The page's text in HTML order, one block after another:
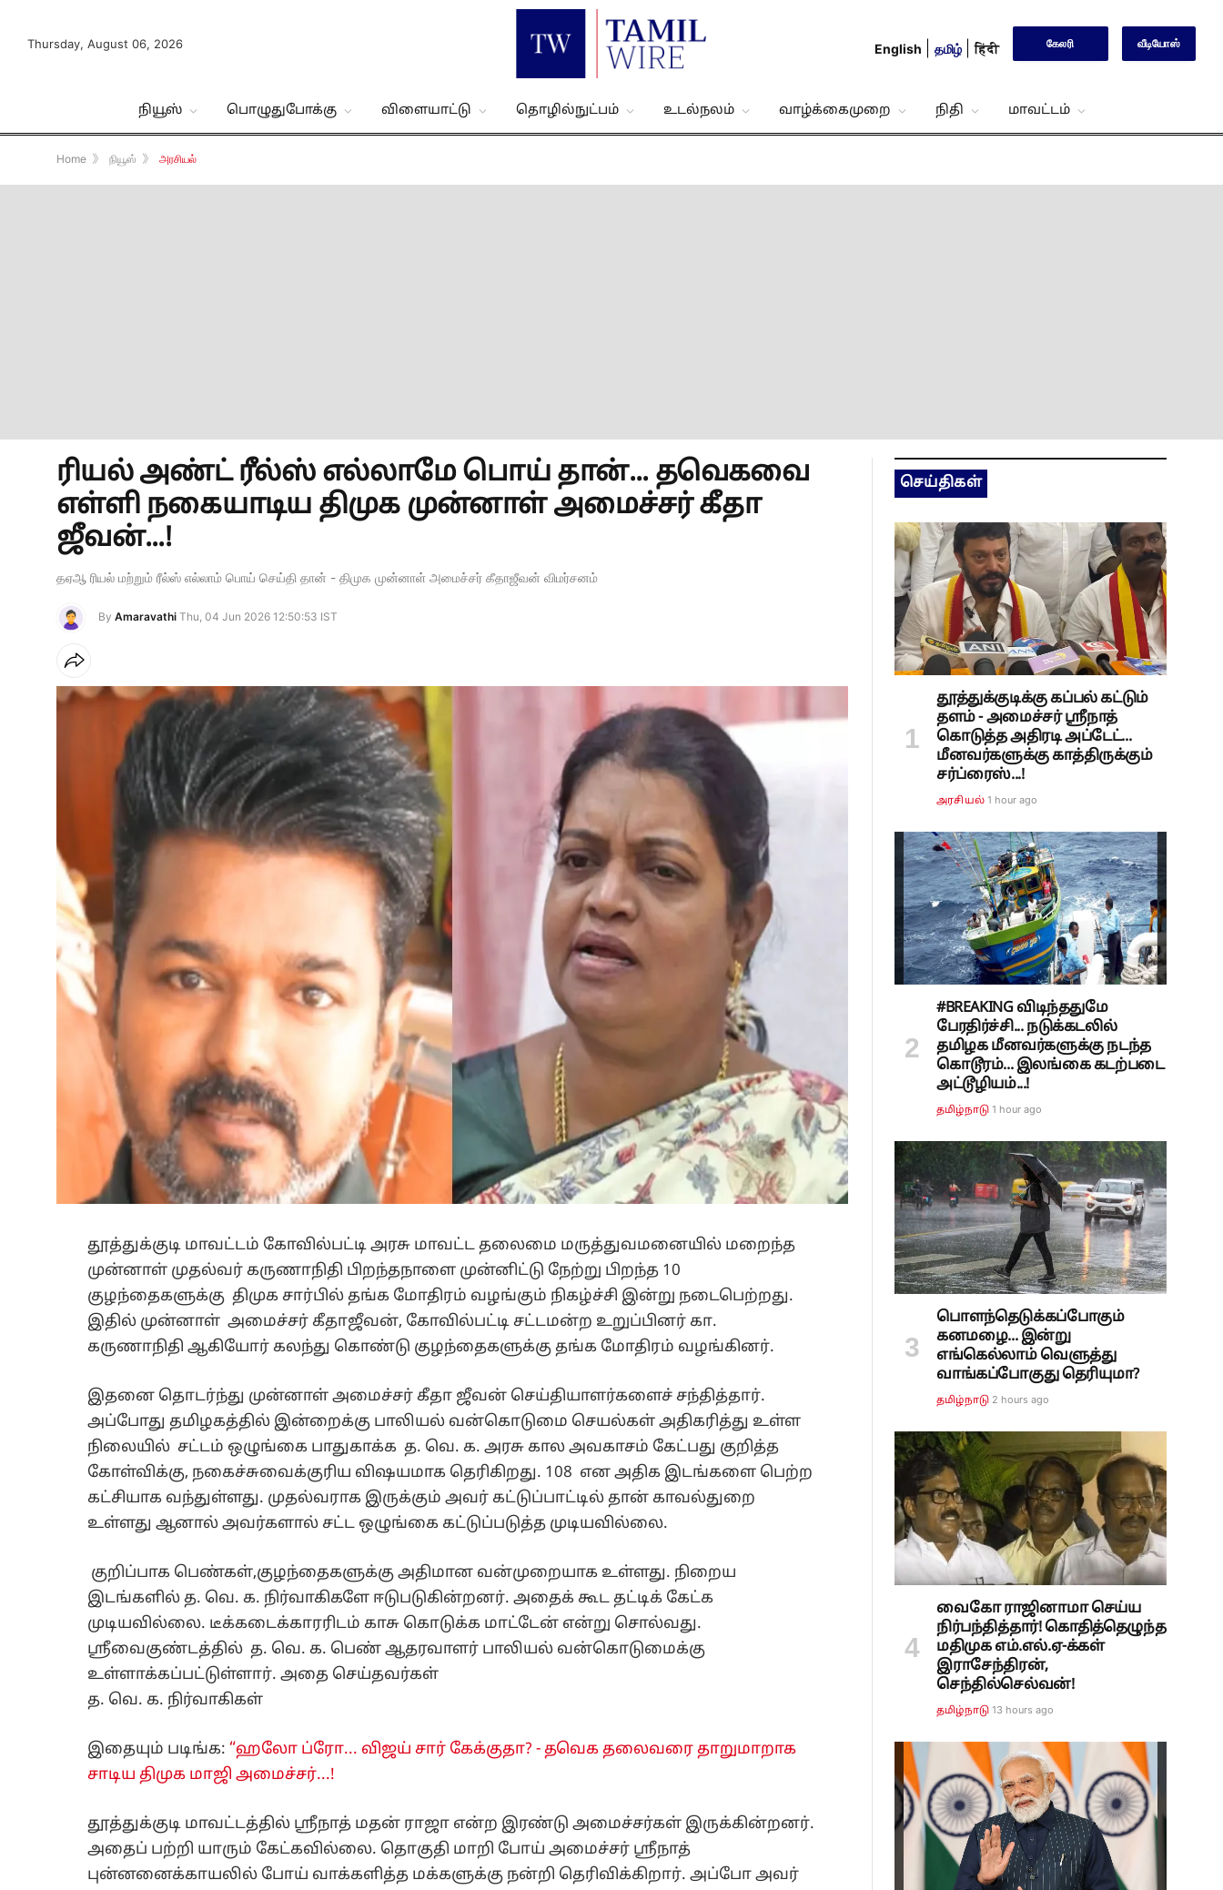
Thursday, August 06, 2026 English தமிழ் हिंदी கேலரி வீடியோஸ்
நியூஸ் பொழுதுபோக்கு விளையாட்டு தொழில்நுட்பம் உடல்நலம் வாழ்க்கைமுறை நிதி மாவட்டம்
Home 》 நியூஸ் 》 அரசியல்
ரியல் அண்ட் ரீல்ஸ் எல்லாமே பொய் தான்... தவெகவை
எள்ளி நகையாடிய திமுக முன்னாள் அமைச்சர் கீதா
ஜீவன்...!
தஏஆ ரியல் மற்றும் ரீல்ஸ் எல்லாம் பொய் செய்தி தான் - திமுக முன்னாள் அமைச்சர் கீதாஜீவன் விமர்சனம்
By Amaravathi Thu, 04 Jun 2026 12:50:53 IST
தூத்துக்குடி மாவட்டம் கோவில்பட்டி அரசு மாவட்ட தலைமை மருத்துவமனையில் மறைந்த
முன்னாள் முதல்வர் கருணாநிதி பிறந்தநாளை முன்னிட்டு நேற்று பிறந்த 10
குழந்தைகளுக்கு திமுக சார்பில் தங்க மோதிரம் வழங்கும் நிகழ்ச்சி இன்று நடைபெற்றது.
இதில் முன்னாள் அமைச்சர் கீதாஜீவன், கோவில்பட்டி சட்டமன்ற உறுப்பினர் கா.
கருணாநிதி ஆகியோர் கலந்து கொண்டு குழந்தைகளுக்கு தங்க மோதிரம் வழங்கினர்.
இதனை தொடர்ந்து முன்னாள் அமைச்சர் கீதா ஜீவன் செய்தியாளர்களைச் சந்தித்தார்.
அப்போது தமிழகத்தில் இன்றைக்கு பாலியல் வன்கொடுமை செயல்கள் அதிகரித்து உள்ள
நிலையில் சட்டம் ஒழுங்கை பாதுகாக்க த. வெ. க. அரசு கால அவகாசம் கேட்பது குறித்த
கோள்விக்கு, நகைச்சுவைக்குரிய விஷயமாக தெரிகிறது. 108 என அதிக இடங்களை பெற்ற
கட்சியாக வந்துள்ளது. முதல்வராக இருக்கும் அவர் கட்டுப்பாட்டில் தான் காவல்துறை
உள்ளது ஆனால் அவர்களால் சட்ட ஒழுங்கை கட்டுப்படுத்த முடியவில்லை.
குறிப்பாக பெண்கள்,குழந்தைகளுக்கு அதிமான வன்முறையாக உள்ளது. நிறைய
இடங்களில் த. வெ. க. நிர்வாகிகளே ஈடுபடுகின்றனர். அதைக் கூட தட்டிக் கேட்க
முடியவில்லை. டீக்கடைக்காரரிடம் காசு கொடுக்க மாட்டேன் என்று சொல்வது.
ஸ்ரீவைகுண்டத்தில் த. வெ. க. பெண் ஆதரவாளர் பாலியல் வன்கொடுமைக்கு
உள்ளாக்கப்பட்டுள்ளார். அதை செய்தவர்கள்
த. வெ. க. நிர்வாகிகள்
இதையும் படிங்க:“ஹலோ ப்ரோ... விஜய் சார் கேக்குதா? - தவெக தலைவரை தாறுமாறாக
சாடிய திமுக மாஜி அமைச்சர்...!
தூத்துக்குடி மாவட்டத்தில் ஸ்ரீநாத் மதன் ராஜா என்ற இரண்டு அமைச்சர்கள் இருக்கின்றனர்.
அதைப் பற்றி யாரும் கேட்கவில்லை. தொகுதி மாறி போய் அமைச்சர் ஸ்ரீநாத்
புன்னனைக்காயலில் போய் வாக்களித்த மக்களுக்கு நன்றி தெரிவிக்கிறார். அப்போ அவர்
செய்திகள்
தூத்துக்குடிக்கு கப்பல் கட்டும்
தளம் - அமைச்சர் ஸ்ரீநாத்
கொடுத்த அதிரடி அப்டேட்...
மீனவர்களுக்கு காத்திருக்கும்
சர்ப்ரைஸ்...!
அரசியல் 1 hour ago
#BREAKING விடிந்ததுமே
பேரதிர்ச்சி... நடுக்கடலில்
தமிழக மீனவர்களுக்கு நடந்த
கொடூரம்... இலங்கை கடற்படை
அட்டூழியம்...!
தமிழ்நாடு 1 hour ago
பொளந்தெடுக்கப்போகும்
கனமழை... இன்று
எங்கெல்லாம் வெளுத்து
வாங்கப்போகுது தெரியுமா?
தமிழ்நாடு 2 hours ago
வைகோ ராஜினாமா செய்ய
நிர்பந்தித்தார்! கொதித்தெழுந்த
மதிமுக எம்.எல்.ஏ-க்கள்
இராசேந்திரன்,
செந்தில்செல்வன்!
தமிழ்நாடு 13 hours ago